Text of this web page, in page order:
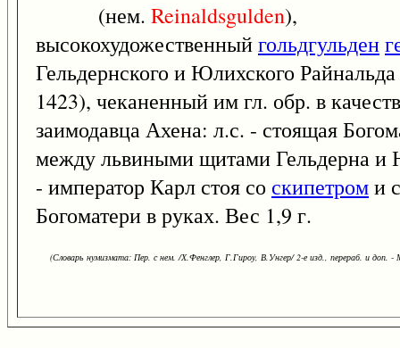
(нем. Reinaldsgulden),
высокохудожественныйгольдгульден
Гельдернского и Юлихского Райнальда
1423), чеканенный им гл. обр. в
заимодавца Ахена: л.с. - стоящая
между львиными щитами Гельдерна и
- император Карл стоя со скипетроми
Богоматери в руках. Вес 1,9 г.
(Словарь нумизмата: Пер. с нем. /Х.Фенглер, Г.Гироу, В.Унгер/ 2-е изд., перераб. и доп. -